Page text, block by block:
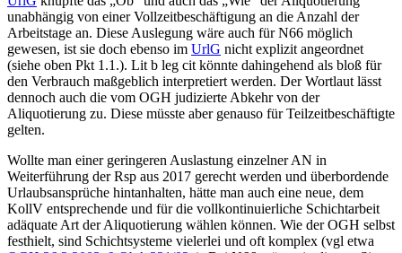
unabhängig von einer Vollzeitbeschäftigung an die Anzahl der
Arbeitstage an. Diese Auslegung wäre auch für N66 möglich
gewesen, ist sie doch ebenso im UrlG nicht explizit angeordnet
(siehe oben Pkt 1.1.). Lit b leg cit könnte dahingehend als bloß für
den Verbrauch maßgeblich interpretiert werden. Der Wortlaut lässt
dennoch auch die vom OGH judizierte Abkehr von der
Aliquotierung zu. Diese müsste aber genauso für Teilzeitbeschäftigte
gelten.
Wollte man einer geringeren Auslastung einzelner AN in
Weiterführung der Rsp aus 2017 gerecht werden und überbordende
Urlaubsansprüche hintanhalten, hätte man auch eine neue, dem
KollV entsprechende und für die vollkontinuierliche Schichtarbeit
adäquate Art der Aliquotierung wählen können. Wie der OGH selbst
festhielt, sind Schichtsysteme vielerlei und oft komplex (vgl etwa